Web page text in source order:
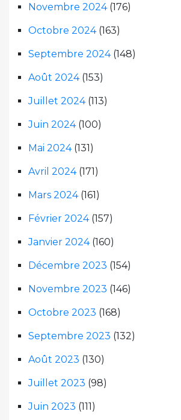
Novembre 2024(176)
Octobre 2024(163)
Septembre 2024(148)
Août 2024(153)
Juillet 2024(113)
Juin 2024(100)
Mai 2024(131)
Avril 2024(171)
Mars 2024(161)
Février 2024(157)
Janvier 2024(160)
Décembre 2023 (154)
Novembre 2023 (146)
Octobre 2023 (168)
Septembre 2023 (132)
Août 2023 (130)
Juillet 2023 (98)
Juin 2023 (111)